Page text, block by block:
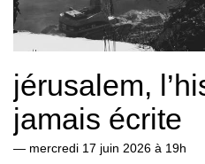
jérusalem,
jamais écrite
— mercredi 17 juin 2026 à 19h